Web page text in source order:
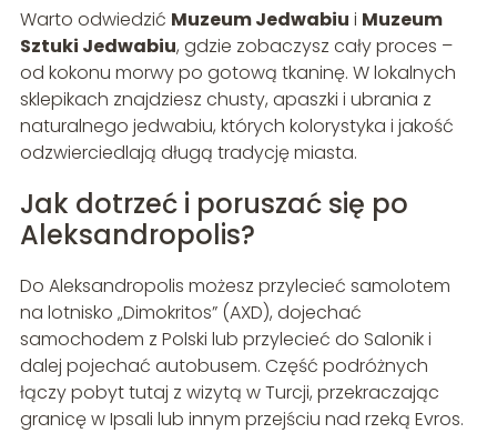
Warto odwiedzić Muzeum Jedwabiu i Muzeum
Sztuki Jedwabiu, gdzie zobaczysz cały proces –
od kokonu morwy po gotową tkaninę. W lokalnych
sklepikach znajdziesz chusty, apaszki i ubrania z
naturalnego jedwabiu, których kolorystyka i jakość
odzwierciedlają długą tradycję miasta.
Jak dotrzeć i poruszać się po
Aleksandropolis?
Do Aleksandropolis możesz przylecieć samolotem
na lotnisko „Dimokritos” (AXD), dojechać
samochodem z Polski lub przylecieć do Salonik i
dalej pojechać autobusem. Część podróżnych
łączy pobyt tutaj z wizytą w Turcji, przekraczając
granicę w Ipsali lub innym przejściu nad rzeką Evros.